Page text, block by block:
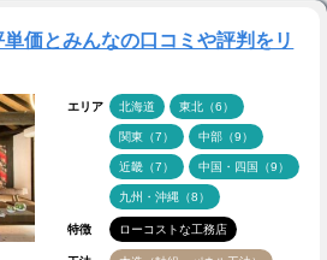
価とみんなの口コミや評判をリ
エリア 北海道 東北（6）
関東（7） 中部（9）
近畿（7） 中国・四国（9）
九州・沖縄（8）
特徴 ローコストな工務店